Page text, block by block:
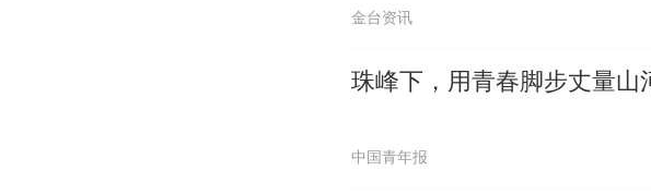
金台资讯
珠峰下，用青春脚步丈量山
中国青年报